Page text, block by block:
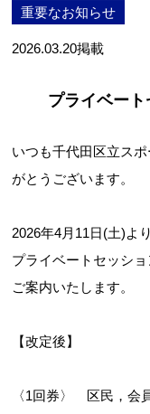
お問合せフォ
重要なお知らせ
2026.03.20掲載
プライベー
いつも千代田区立ス
がとうございます。
2026年4月11日(土)より
プライベートセッシ
ご案内いたします。
【改定後】
〈1回券〉 区民，